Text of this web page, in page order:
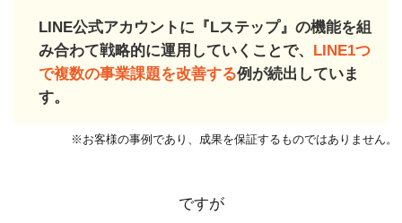
LINE公式アカウントに『Lステップ』の機能を組
み合わて戦略的に運用していくことで、 LINE1つ
で複数の事業課題を改善する例が続出していま
す。
※お客様の事例であり、成果を保証するものではありません。
ですが